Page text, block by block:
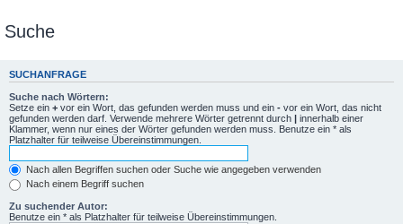
Suche
SUCHANFRAGE
Suche nach Wörtern:
Setze ein + vor ein Wort, das gefunden werden muss und ein - vor ein Wort, das nicht
gefunden werden darf. Verwende mehrere Wörter getrennt durch | innerhalb einer
Klammer, wenn nur eines der Wörter gefunden werden muss. Benutze ein * als
Platzhalter für teilweise Übereinstimmungen.
Nach allen Begriffen suchen oder Suche wie angegeben verwenden
Nach einem Begriff suchen
Zu suchender Autor:
Benutze ein * als Platzhalter für teilweise Übereinstimmungen.